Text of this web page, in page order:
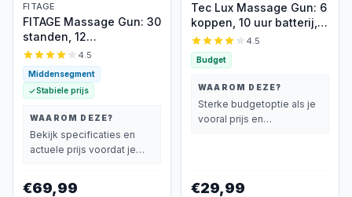
FITAGE
FITAGE Massage Gun: 30
standen, 12
opzetstukken, 7 uur
batterij
4.5
Middensegment
Stabiele prijs
WAAROM DEZE?
Bekijk specificaties en
actuele prijs voordat je
€69,99
Tec Lux Massage Gun: 6
koppen, 10 uur batterij,
€29,99
4.5
Budget
WAAROM DEZE?
Sterke budgetoptie als je
vooral prijs en
€29,99